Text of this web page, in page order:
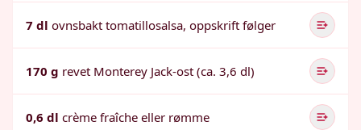
7 dl ovnsbakt tomatillosalsa, oppskrift følger
170 g revet Monterey Jack-ost (ca. 3,6 dl)
0,6 dl crème fraîche eller rømme